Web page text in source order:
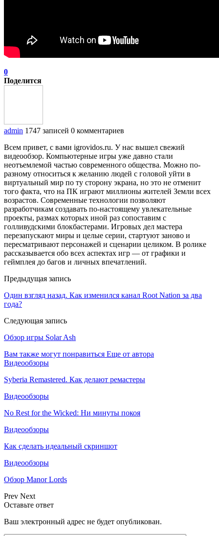
0
Поделится
admin 1747 записей 0 комментариев
Всем привет, с вами igrovidos.ru. У нас вышел свежий
видеообзор. Компьютерные игры уже давно стали
неотъемлемой частью современного общества. Можно по-
разному относиться к желанию людей с головой уйти в
виртуальный мир по ту сторону экрана, но это не отменит
того факта, что на ПК играют миллионы жителей Земли всех
возрастов. Современные технологии позволяют
разработчикам создавать по-настоящему увлекательные
проекты, размах которых иной раз сопоставим с
голливудскими блокбастерами. Игровых дел мастера
перезапускают миры и целые серии, стартуют заново и
пересматривают персонажей и сценарии целиком. В ролике
рассказывается обо всех аспектах игр — от графики и
геймплея до багов и личных впечатлений.
Предыдущая запись
Один взгляд назад. Как изменился канал Root Nation за два
года?
Следующая запись
Обзор игры Solar Ash
Вам также могут понравиться Еще от автора
Видеообзоры
Syberia Remastered. Как делают ремастеры
Видеообзоры
No Rest for the Wicked: Ни минуты покоя
Видеообзоры
Как сделать идеальный скриншот
Видеообзоры
Обзор Manor Lords
Prev Next
Оставьте ответ
Ваш электронный адрес не будет опубликован.